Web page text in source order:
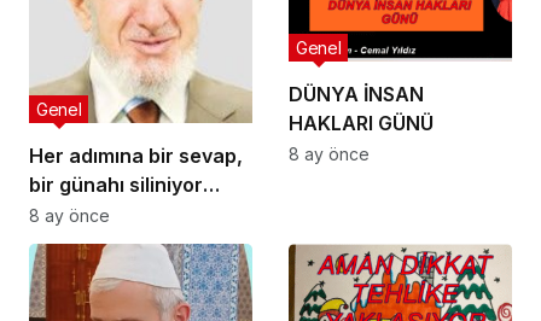
Her adımına bir sevap,
bir günahı siliniyor
camiye giderken
gelirken onlar dışında
bir de bu namazın
garantisi var.
Genel
8 ay önce
DÜNYA İNSAN
HAKLARI GÜNÜ
Genel
8 ay önce